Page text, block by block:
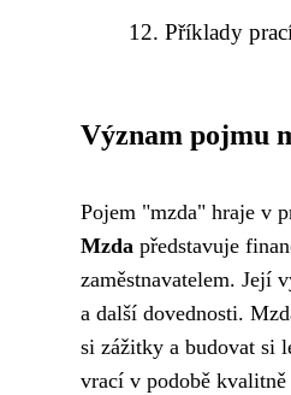
Příklady
Význam pojmu
Pojem "mzda" hraje v
Mzda představuje
zaměstnavatelem. Její
a další dovednosti.
si zážitky a budovat si
vrací v podobě